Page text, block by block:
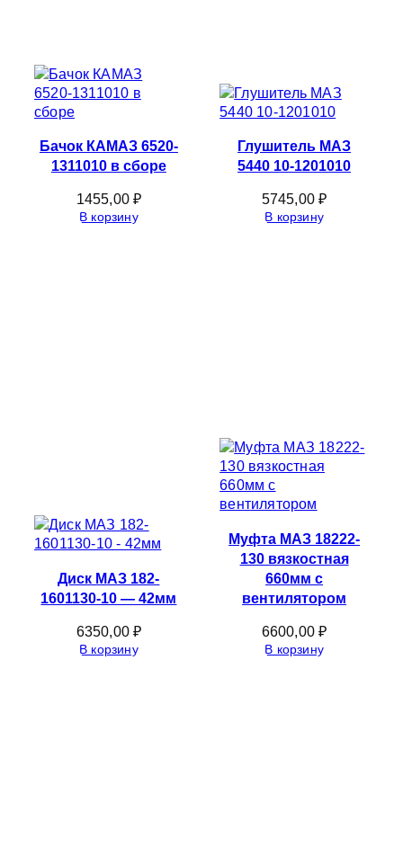
Бачок КАМАЗ 6520-
1311010 в сборе
1455,00₽
В корзину
Глушитель МАЗ
5440 10-1201010
5745,00₽
В корзину
Диск МАЗ 182-
1601130-10 — 42мм
6350,00₽
В корзину
Муфта МАЗ 18222-
130 вязкостная
660мм с
вентилятором
6600,00₽
В корзину